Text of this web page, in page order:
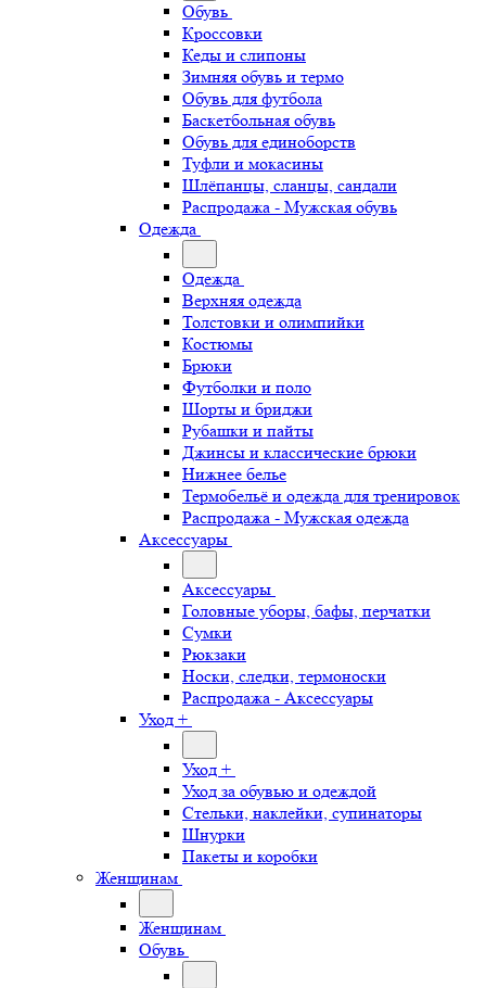
Обувь
Кроссовки
Кеды и слипоны
Зимняя обувь и термо
Обувь для футбола
Баскетбольная обувь
Обувь для единоборств
Туфли и мокасины
Шлёпанцы, сланцы, сандали
Распродажа - Мужская обувь
Одежда
Одежда
Верхняя одежда
Толстовки и олимпийки
Костюмы
Брюки
Футболки и поло
Шорты и бриджи
Рубашки и пайты
Джинсы и классические брюки
Нижнее белье
Термобельё и одежда для тренировок
Распродажа - Мужская одежда
Аксессуары
Аксессуары
Головные уборы, бафы, перчатки
Сумки
Рюкзаки
Носки, следки, термоноски
Распродажа - Аксессуары
Уход +
Уход +
Уход за обувью и одеждой
Стельки, наклейки, супинаторы
Шнурки
Пакеты и коробки
Женщинам
Женщинам
Обувь